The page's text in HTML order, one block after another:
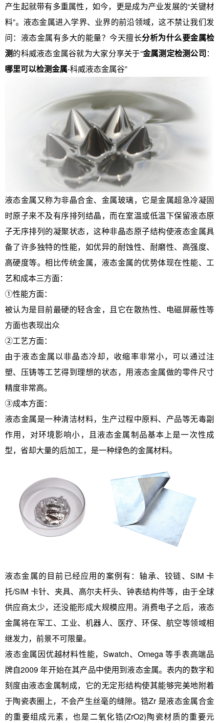
产生起就带有多重属性，如今，更是成为产业发展的“关键材
料”。液态金属进入学界、业界的前沿领域，这不禁让我们发
问：液态金属有多大的能量？今天擅长分析为什么要金属检
测的科威液态金属谷就为大家分享关于“金属测定检测公司：
哪里可以检测金属-科威液态金属谷”
液态金属又称为非晶合金、金属玻璃，它是金属超急冷凝固
时原子来不及有序排列结晶，而在室温或低温下保留液态原
子无序排列的凝聚状态，这种非晶态原子结构使液态金属具
备了许多独特的性能，如优异的耐蚀性、耐磨性、高强度、
高硬度等。相比传统金属，液态金属的优势体现在性能、工
艺和成本三方面：
①性能方面：
被认为是目前最硬的轻含金，且它在散热性、电磁屏蔽性等
方面也表现出众
②工艺方面：
由于液态金属以非晶态冷却，收缩率非常小，可以通过注
塑、压铸等工艺得到理想的状态，用液态金属做的零件尺寸
精度非常高。
③成本方面：
液态金属是一种清洁材料，生产过程中原料、产品等无毒副
作用，对环境影响小，且液态金属制品基本上是一次性成
型，省却大量的后加工，是一种绿色的金属材料。
液态金属的目前已经应用的案例有：轴承、铰链、SIM 卡
托/SIM 卡针、夹具、高尔夫杆头、钟表结构件等，由于全球
供应商太少，还没能形成大规模应用。消费电子之后，液态
金属将在军工、工业、机器人、医疗、环保、航空等领域相
继发力，前景不可限量。
液态金属因优越材料性能，Swatch、Omega 等手表高端品
牌自2009 年开始在其产品中使用到液态金属。表内的数字和
刻度由液态金属制成，它的无定形结构使其能够完美地附着
于陶瓷表圈上，不会产生丝毫的缝隙。锆Zr 是液态金属合金
的重要组成元素，也是二氧化锆(ZrO2)陶瓷材质的重要元